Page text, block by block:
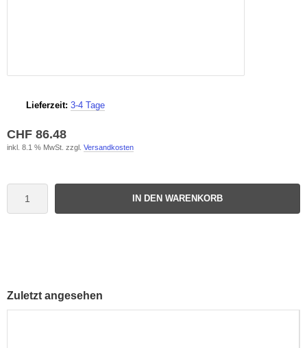
Lieferzeit: 3-4 Tage
CHF 86.48
inkl. 8.1 % MwSt. zzgl. Versandkosten
IN DEN WARENKORB
Zuletzt angesehen